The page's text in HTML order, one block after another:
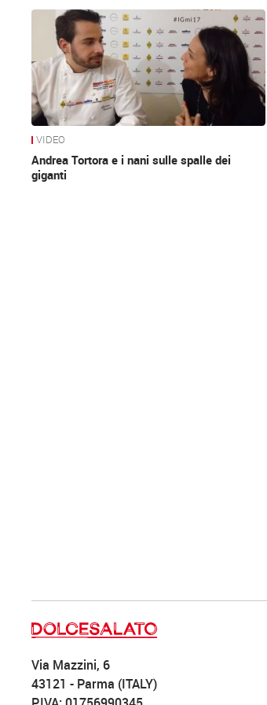
News
VIDEO
Andrea Tortora e i nani sulle spalle dei
giganti
Via Mazzini, 6
43121 - Parma (ITALY)